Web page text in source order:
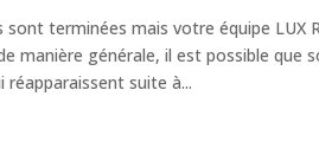
sont terminées mais votre équipe
manière générale, il est possible que
réapparaissent suite à...